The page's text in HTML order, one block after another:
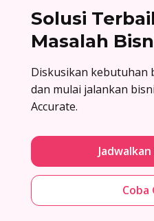
Solusi
Masalah
Diskusikan kebutuhan
dan mulai jalankan
Accurate.
Coba